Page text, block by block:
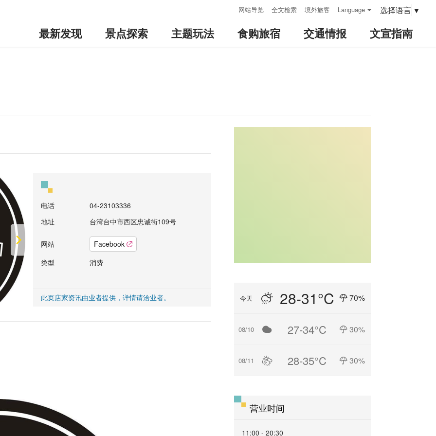
网站导览 全文检索 境外旅客 Language 选择语言 ▼
最新发现 景点探索 主题玩法 食购旅宿 交通情报 文宣指南
电话
04-23103336
地址
台湾台中市西区忠诚街109号
网站
Facebook
类型
消费
此页店家资讯由业者提供，详情请洽业者。 今天 28-31°C 70%
08/10 27-34°C 30%
08/11 28-35°C 30%
营业时间
11:00 - 20:30